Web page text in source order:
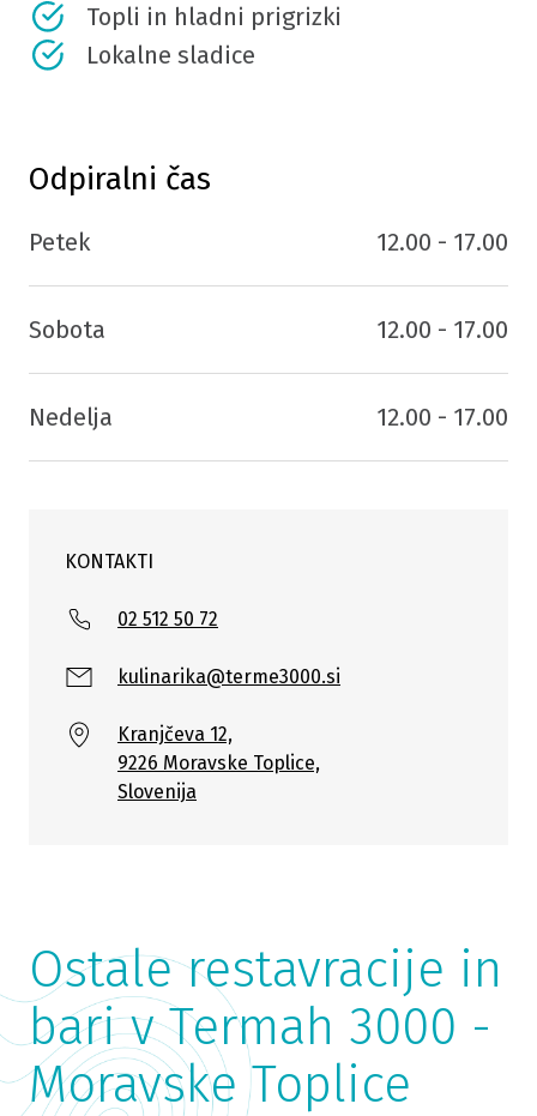
Topli in hladni prigrizki
Lokalne sladice
Odpiralni čas
Petek 12.00 - 17.00
Sobota 12.00 - 17.00
Nedelja 12.00 - 17.00
KONTAKTI
02 512 50 72
kulinarika@terme3000.si
Kranjčeva 12,
9226 Moravske Toplice,
Slovenija
Ostale restavracije in
bari v Termah 3000 -
Moravske Toplice